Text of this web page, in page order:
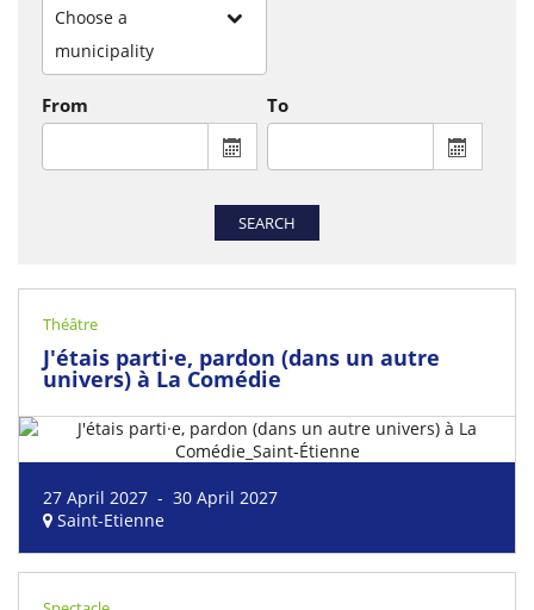
Choose a
municipality
From
From : display the calendar to
To
To :
SEARCH
Théâtre
J'étais parti·e, pardon (dans un autre
univers) à La Comédie
27 April 2027 - 30 April 2027
Saint-Etienne